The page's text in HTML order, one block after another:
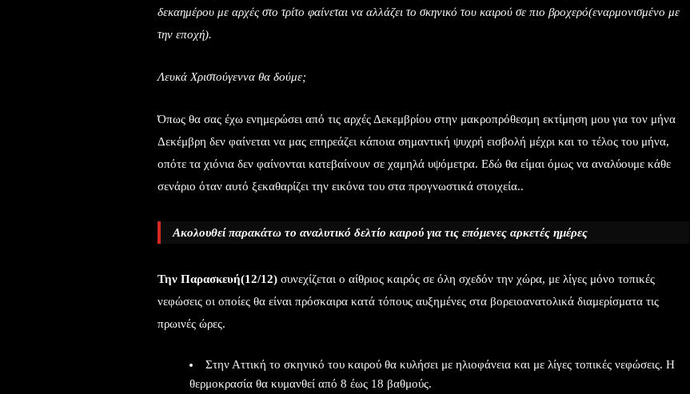
δεκαημέρου με αρχές στο τρίτο φαίνεται να αλλάζει το σκηνικό του καιρού σε πιο βροχερό(εναρμονισμένο με
την εποχή).
Λευκά Χριστούγεννα θα δούμε;
Όπως θα σας έχω ενημερώσει από τις αρχές Δεκεμβρίου στην μακροπρόθεσμη εκτίμηση μου για τον μήνα
Δεκέμβρη δεν φαίνεται να μας επηρεάζει κάποια σημαντική ψυχρή εισβολή μέχρι και το τέλος του μήνα,
οπότε τα χιόνια δεν φαίνονται κατεβαίνουν σε χαμηλά υψόμετρα. Εδώ θα είμαι όμως να αναλύουμε κάθε
σενάριο όταν αυτό ξεκαθαρίζει την εικόνα του στα προγνωστικά στοιχεία..
Ακολουθεί παρακάτω το αναλυτικό δελτίο καιρού για τις επόμενες αρκετές ημέρες
Την Παρασκευή(12/12) συνεχίζεται ο αίθριος καιρός σε όλη σχεδόν την χώρα, με λίγες μόνο τοπικές
νεφώσεις οι οποίες θα είναι πρόσκαιρα κατά τόπους αυξημένες στα βορειοανατολικά διαμερίσματα τις
πρωινές ώρες.
Στην Αττική το σκηνικό του καιρού θα κυλήσει με ηλιοφάνεια και με λίγες τοπικές νεφώσεις. Η
θερμοκρασία θα κυμανθεί από 8 έως 18 βαθμούς.